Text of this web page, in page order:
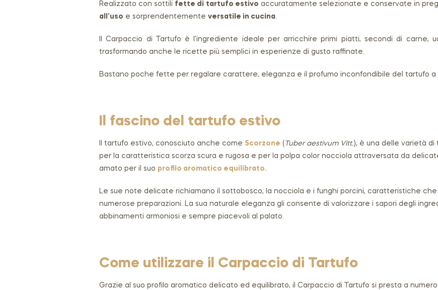
Realizzato con sottili fette di tartufo estivo accuratamente selezionate e conservate in
all’uso e sorprendentemente versatile in cucina.
Il Carpaccio di Tartufo è l’ingrediente ideale per arricchire primi piatti, secondi di carne,
trasformando anche le ricette più semplici in esperienze di gusto raffinate.
Bastano poche fette per regalare carattere, eleganza e il profumo inconfondibile del tartufo a
Il fascino del tartufo estivo
Il tartufo estivo, conosciuto anche come Scorzone ( Tuber aestivum Vitt.), è una delle varietà di
per la caratteristica scorza scura e rugosa e per la polpa color nocciola attraversata da
amato per il suo profilo aromatico equilibrato.
Le sue note delicate richiamano il sottobosco, la nocciola e i funghi porcini, caratteristiche
numerose preparazioni. La sua naturale eleganza gli consente di valorizzare i sapori degli
abbinamenti armoniosi e sempre piacevoli al palato.
Come utilizzare il Carpaccio di Tartufo
Grazie al suo profilo aromatico delicato ed equilibrato, il Carpaccio di Tartufo si presta a